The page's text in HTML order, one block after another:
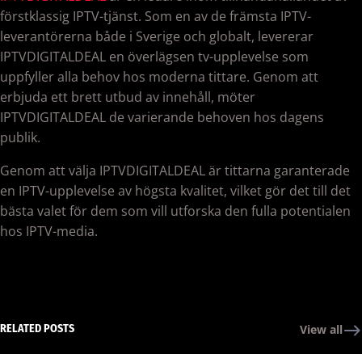
förstklassig IPTV-tjänst. Som en av de främsta IPTV-
leverantörerna både i Sverige och globalt, levererar
IPTVDIGITALDEAL en överlägsen tv-upplevelse som
uppfyller alla behov hos moderna tittare. Genom att
erbjuda ett brett utbud av innehåll, möter
IPTVDIGITALDEAL de varierande behoven hos dagens
publik.
Genom att välja IPTVDIGITALDEAL är tittarna garanterade
en IPTV-upplevelse av högsta kvalitet, vilket gör det till det
bästa valet för dem som vill utforska den fulla potentialen
hos IPTV-media.
RELATED POSTS View all